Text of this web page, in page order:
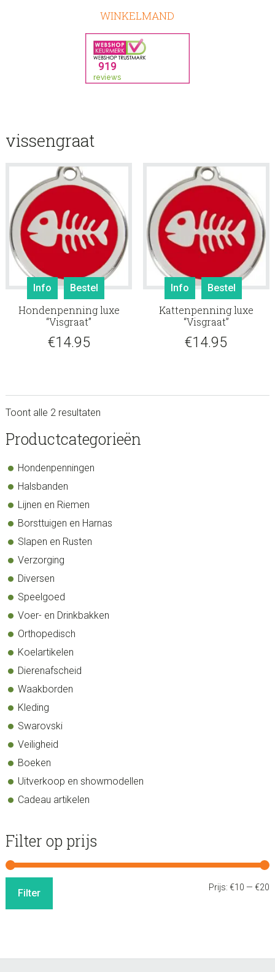
WINKELMAND
vissengraat
Info Bestel
Hondenpenning luxe
“Visgraat”
€14.95
Info Bestel
Kattenpenning luxe
“Visgraat”
€14.95
Toont alle 2 resultaten
sidebar
Store
Productcategorieën
Hondenpenningen
Halsbanden
Lijnen en Riemen
Borsttuigen en Harnas
Slapen en Rusten
Verzorging
Diversen
Speelgoed
Voer- en Drinkbakken
Orthopedisch
Koelartikelen
Dierenafscheid
Waakborden
Kleding
Swarovski
Veiligheid
Boeken
Uitverkoop en showmodellen
Cadeau artikelen
Filter op prijs
Filter Prijs:€10 —€20